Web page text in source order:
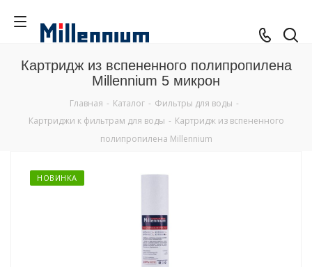
Картридж из вспененного полипропилена
Millennium 5 микрон
Главная - Каталог - Фильтры для воды -
Картриджи к фильтрам для воды - Картридж из вспененного
полипропилена Millennium
НОВИНКА